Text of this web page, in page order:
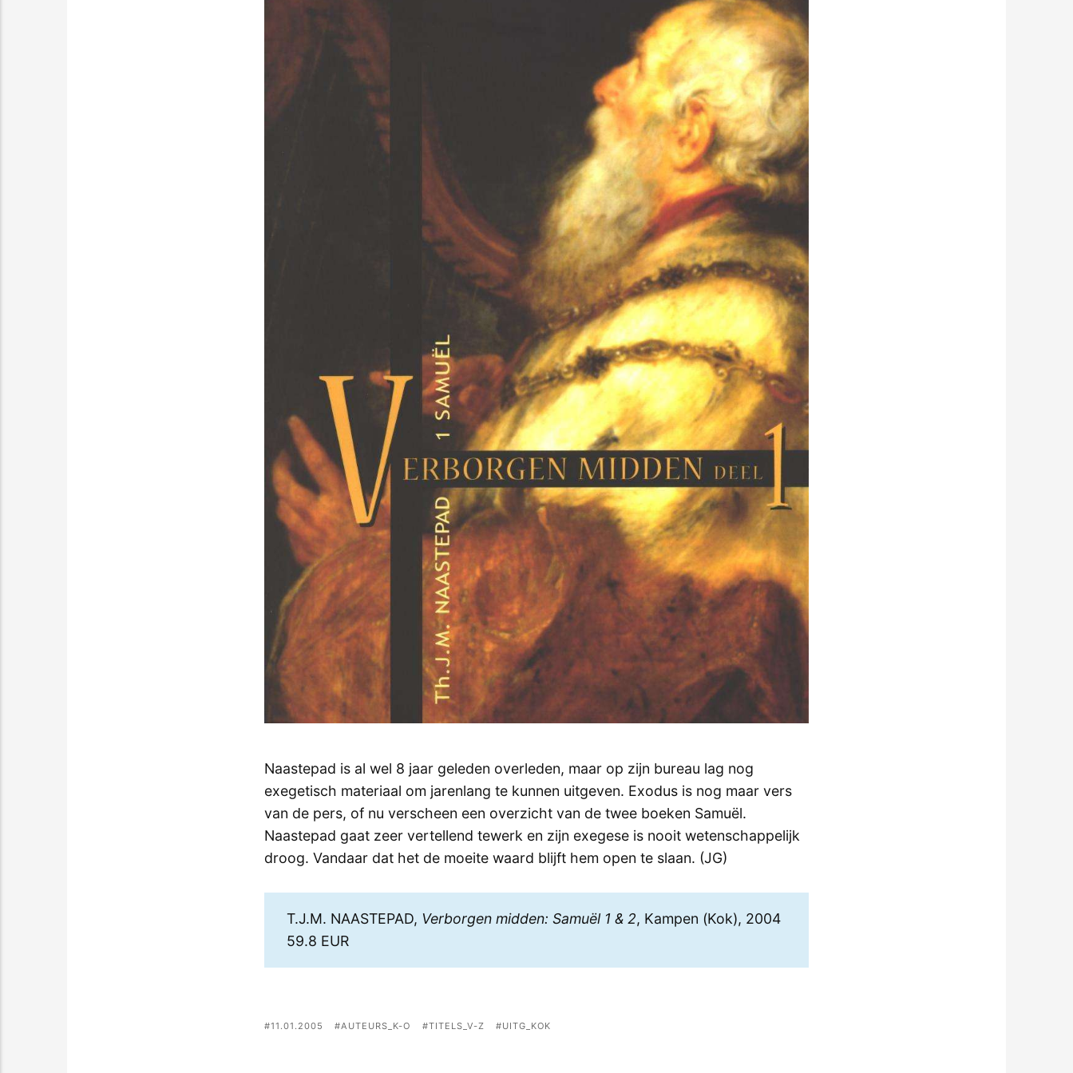
Naastepad is al wel 8 jaar geleden overleden, maar op zijn bureau lag nog
exegetisch materiaal om jarenlang te kunnen uitgeven. Exodus is nog maar vers
van de pers, of nu verscheen een overzicht van de twee boeken Samuël.
Naastepad gaat zeer vertellend tewerk en zijn exegese is nooit wetenschappelijk
droog. Vandaar dat het de moeite waard blijft hem open te slaan. (JG)
T.J.M. NAASTEPAD, Verborgen midden: Samuël 1 & 2, Kampen (Kok), 2004
59.8 EUR
11.01.2005 AUTEURS_K-O TITELS_V-Z UITG_KOK